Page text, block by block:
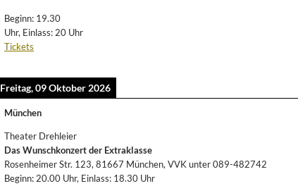
Beginn: 19.30
Uhr, Einlass: 20 Uhr
Tickets
Freitag, 09 Oktober 2026
München
Theater Drehleier
Das Wunschkonzert der Extraklasse
Rosenheimer Str. 123, 81667 München, VVK unter 089-482742
Beginn: 20.00 Uhr, Einlass: 18.30 Uhr